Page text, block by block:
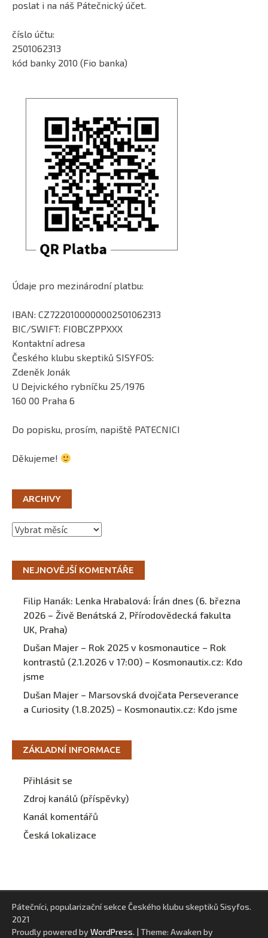
poslat i na náš Pátečnický účet.
číslo účtu:
2501062313
kód banky 2010 (Fio banka)
Údaje pro mezinárodní platbu:
IBAN: CZ7220100000002501062313
BIC/SWIFT: FIOBCZPPXXX
Kontaktní adresa
Českého klubu skeptiků SISYFOS:
Zdeněk Jonák
U Dejvického rybníčku 25/1976
160 00 Praha 6
Do popisku, prosím, napiště PATECNICI
Děkujeme!
ARCHIVY
Archivy
NEJNOVĚJŠÍ KOMENTÁŘE
Filip Hanák: Lenka Hrabalová: Írán dnes (6. března
2026 – Živě Benátská 2, Přírodovědecká fakulta
UK, Praha)
Dušan Majer – Rok 2025 v kosmonautice – Rok
kontrastů (2.1.2026 v 17:00) – Kosmonautix.cz: Kdo
jsme
Dušan Majer – Marsovská dvojčata Perseverance
a Curiosity (1.8.2025) – Kosmonautix.cz: Kdo jsme
ZÁKLADNÍ INFORMACE
Přihlásit se
Zdroj kanálů (příspěvky)
Kanál komentářů
Česká lokalizace
Pátečníci, popularizační sekce Českého klubu skeptiků Sisyfos.
2021
Proudly powered by WordPress. | Theme: Awaken by